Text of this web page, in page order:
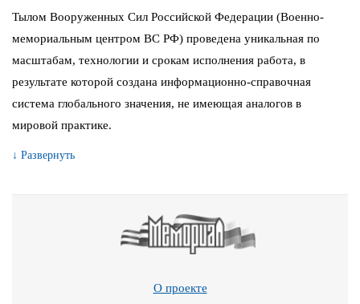
Тылом Вооруженных Сил Российской Федерации (Военно-
мемориальным центром ВС РФ) проведена уникальная по
масштабам, технологии и срокам исполнения работа, в
результате которой создана информационно-справочная
система глобального значения, не имеющая аналогов в
мировой практике.
↓ Развернуть
О проекте